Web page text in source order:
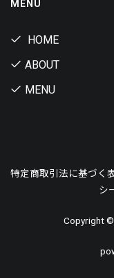
MENU
HOME
ABOUT
MENU
特定商取引法に基づく
シ
Copyright ©